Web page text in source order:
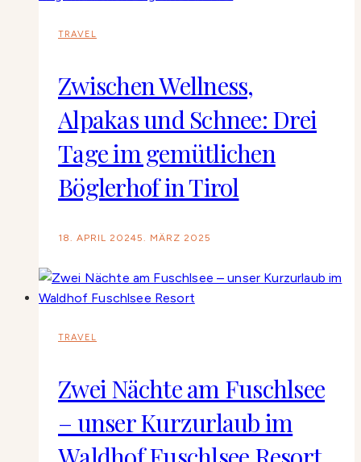
TRAVEL
Zwischen Wellness,
Alpakas und Schnee: Drei
Tage im gemütlichen
Böglerhof in Tirol
18. APRIL 20245. MÄRZ 2025
TRAVEL
Zwei Nächte am Fuschlsee
– unser Kurzurlaub im